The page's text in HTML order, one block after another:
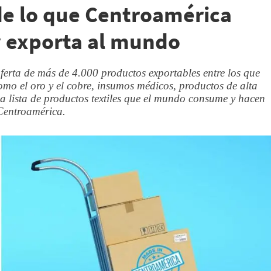
lo que Centroamérica
exporta al mundo
de más de 4.000 productos exportables entre los que
el oro y el cobre, insumos médicos, productos de alta
lista de productos textiles que el mundo consume y hacen